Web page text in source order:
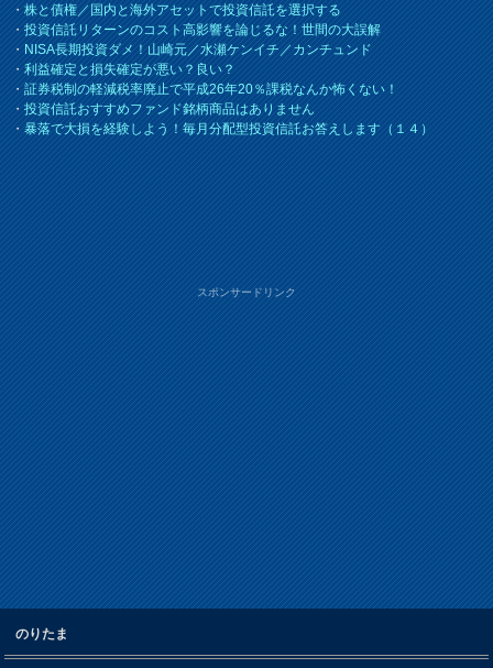
・株と債権／国内と海外アセットで投資信託を選択する
・投資信託リターンのコスト高影響を論じるな！世間の大誤解
・NISA長期投資ダメ！山崎元／水瀬ケンイチ／カンチュンド
・利益確定と損失確定が悪い？良い？
・証券税制の軽減税率廃止で平成26年20％課税なんか怖くない！
・投資信託おすすめファンド銘柄商品はありません
・暴落で大損を経験しよう！毎月分配型投資信託お答えします（１４）
スポンサードリンク
のりたま